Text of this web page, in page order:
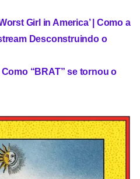
Girl in America’ | Como a
Desconstruindo o
“BRAT” se tornou o